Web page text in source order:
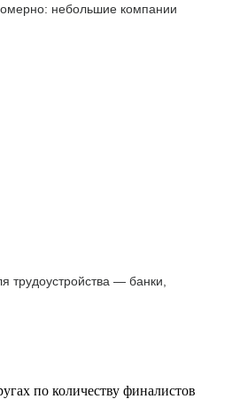
небольшие компании
трудоустройства — банки,
по количеству финалистов